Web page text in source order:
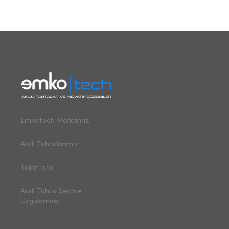
Emkotech Markamız
Akıllı Tahtalarımız
Teklif İste
Akıllı Tahta Seçme
Uygulaması